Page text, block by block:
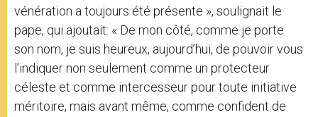
vénération a toujours été présente », soulignait le
pape, qui ajoutait: « De mon côté, comme je porte
son nom, je suis heureux, aujourd’hui, de pouvoir vous
l’indiquer non seulement comme un protecteur
céleste et comme intercesseur pour toute initiative
méritoire, mais avant même, comme confident de